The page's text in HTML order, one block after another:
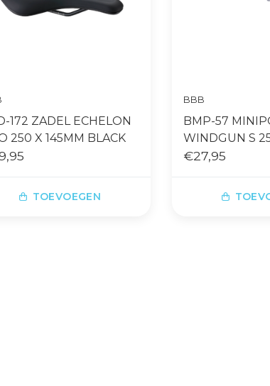
172 ZADEL ECHELON
250 X 145MM BLACK
TOEVOEGEN
BBB
BMP-57
WINDGUN S
€27,95